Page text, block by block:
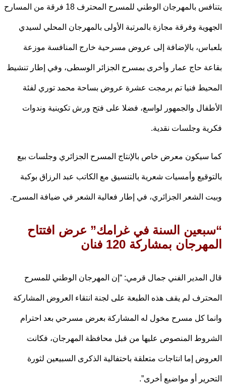
يتنافس بالمهرجان الوطني للمسرح المحترف 18 فرقة من المسارح
وفرقة مجازة بالمرتبة الأولى بالمهرجان المحلي لسيدي
بالإضافة إلى عروض مسرحية خارج المنافسة موزعة
حاج عمار وأخرى بمسرح الجزائر الوسطى، وفي إطار تنشيط
فنيا تم برمجت عشرة عروض بساحة محمد توري لفئة
والجمهور لواسع، فضلا على فتح ورش تكوينية وندوات
وجلسات نقدية.
سيكون معرض خاص بالإنتاج المسرح الجزائري وجلسات بيع
وأمسيات شعرية بالتنسيق مع الكاتب عبد الرزاق بوكبة
الشعر الجزائري، في إطار فعالية الشعر في ضيافة المسرح.
السنة في غرامك” عرض افتتاح
بمشاركة120 فنان
المدير الفني جمال قرمي: “إن المهرجان الوطني للمسرح
لم يقف هذه الطبعة على لجنة انتقاء العروض المشاركة
كل مسرح مخول له المشاركة بعرض مسرحي بعد احترام
المنصوص عليها من قبل محافظة المهرجان، فكانت
إما انتاجات متعلقة باحتفالية الذكرى السبيعين لثورة
أو مواضيع أخرى”.